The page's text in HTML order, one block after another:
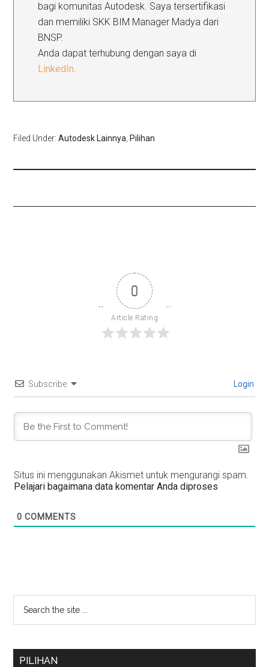
bagi komunitas Autodesk. Saya tersertifikasi
dan memiliki SKK BIM Manager Madya dari
BNSP.
Anda dapat terhubung dengan saya di
LinkedIn.
Filed Under:Autodesk Lainnya Pilihan
0
Article Rating
Subscribe Login
Situs ini menggunakan Akismet untuk mengurangi spam.
Pelajari bagaimana data komentar Anda diproses
0 COMMENTS
PILIHAN